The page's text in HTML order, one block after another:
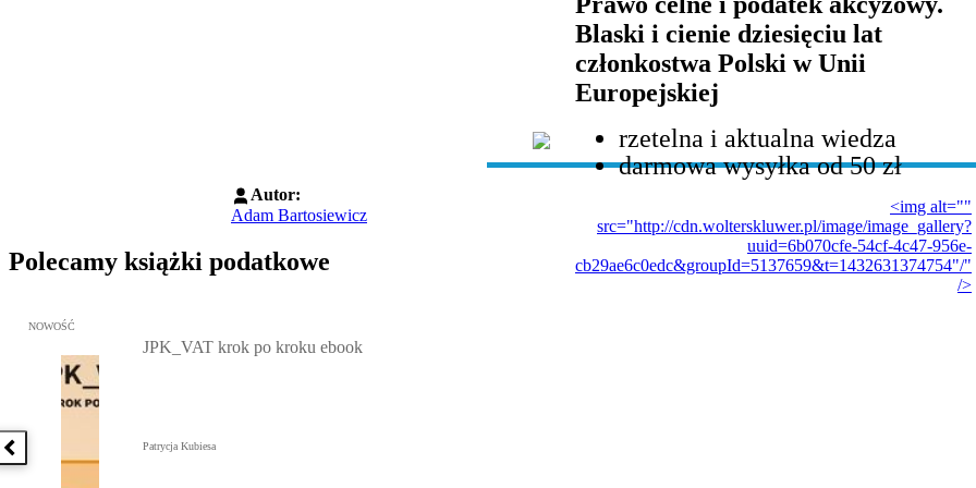
Blaski i cienie dziesięciu lat
członkostwa Polski w Unii
Europejskiej
rzetelna i aktualna wiedza
darmowa wysyłka od 50 zł
<img alt=""
src="http://cdn.wolterskluwer.pl/image/image_gallery?
uuid=6b070cfe-54cf-4c47-956e-
cb29ae6c0edc&groupId=5137659&t=1432631374754"/"
/>
Autor:
Adam Bartosiewicz
Polecamy książki podatkowe
Poprzednia książka
Przejdź do: JPK_VAT krok po kroku ebook, Patrycja Kubiesa - otwiera się w nowym oknie
NOWOŚĆ
JPK_VAT krok po kroku ebook
Patrycja Kubiesa